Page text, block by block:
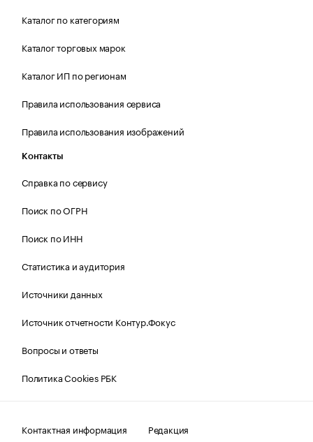
Каталог по категориям
Каталог торговых марок
Каталог ИП по регионам
Правила использования сервиса
Правила использования изображений
Контакты
Справка по сервису
Поиск по ОГРН
Поиск по ИНН
Статистика и аудитория
Источники данных
Источник отчетности Контур.Фокус
Вопросы и ответы
Политика Cookies РБК
Контактная информация Редакция